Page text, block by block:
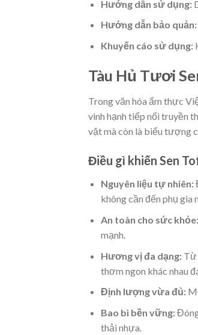
Hướng dẫn sử dụng:
Hướng dẫn bảo quản:
Khuyến cáo sử dụng:
Tàu Hủ Tươi
Trong văn hóa ẩm thực
vinh hạnh tiếp nối truyền
vặt mà còn là biểu tượng
Điều gì khiến Sen
Nguyên liệu tự nhiên:
không cần đến phụ gia
An toàn cho sức khỏe:
mạnh.
Hương vị đa dạng:Từ
thơm ngon khác nhau
Định lượng vừa đủ:
Bao bì bền vững:
thải nhựa.